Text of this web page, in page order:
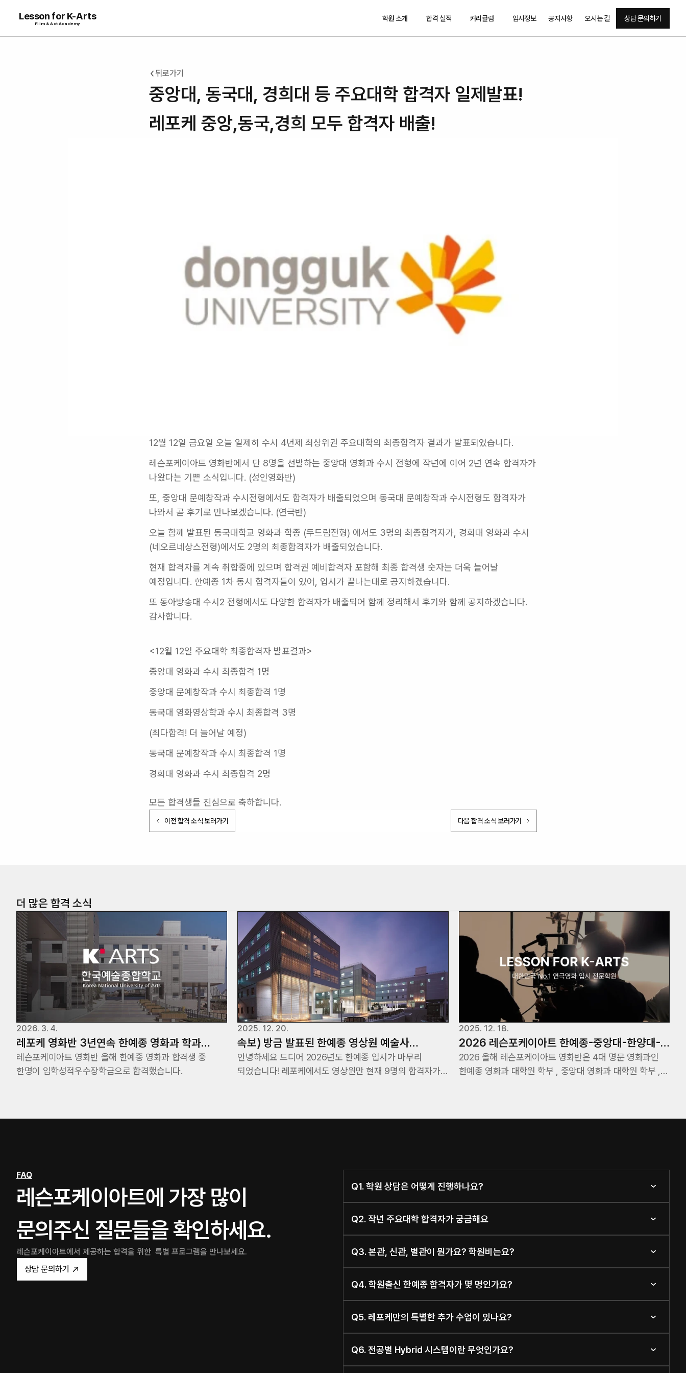
Lesson for K-Arts
Film & Act Academy
학원 소개 합격 실적 커리큘럼 입시정보 공지사항 오시는 길 상담 문의하기
뒤로가기
중앙대, 동국대, 경희대 등 주요대학 합격자 일제발표!
레포케 중앙,동국,경희 모두 합격자 배출!
12월 12일 금요일 오늘 일제히 수시 4년제 최상위권 주요대학의 최종합격자 결과가 발표되었습니다.
레슨포케이아트 영화반에서 단 8명을 선발하는 중앙대 영화과 수시 전형에 작년에 이어 2년 연속 합격자가
나왔다는 기쁜 소식입니다. (성인영화반)
또, 중앙대 문예창작과 수시전형에서도 합격자가 배출되었으며 동국대 문예창작과 수시전형도 합격자가
나와서 곧 후기로 만나보겠습니다. (연극반)
오늘 함께 발표된 동국대학교 영화과 학종 (두드림전형) 에서도 3명의 최종합격자가, 경희대 영화과 수시
(네오르네상스전형)에서도 2명의 최종합격자가 배출되었습니다.
현재 합격자를 계속 취합중에 있으며 합격권 예비합격자 포함해 최종 합격생 숫자는 더욱 늘어날
예정입니다. 한예종 1차 동시 합격자들이 있어, 입시가 끝나는대로 공지하겠습니다.
또 동아방송대 수시2 전형에서도 다양한 합격자가 배출되어 함께 정리해서 후기와 함께 공지하겠습니다.
감사합니다.
<12월 12일 주요대학 최종합격자 발표결과>
중앙대 영화과 수시 최종합격 1명
중앙대 문예창작과 수시 최종합격 1명
동국대 영화영상학과 수시 최종합격 3명
(최다합격! 더 늘어날 예정)
동국대 문예창작과 수시 최종합격 1명
경희대 영화과 수시 최종합격 2명
모든 합격생들 진심으로 축하합니다.
이전 합격 소식 보러가기 다음 합격 소식 보러가기
더 많은 합격 소식
레포케 영화반 3년연속 한예종 영화과 학과
최우수성적(입학성적우수) 합격 24,25,26!
레슨포케이아트 영화반 올해 한예종 영화과 합격생 중
한명이 입학성적우수장학금으로 합격했습니다.
2026. 3. 4.
속보) 방금 발표된 한예종 영상원 예술사
입시에서 레슨포케이아트 총 9명의 합격자가
배출되었습니다
안녕하세요 드디어 2026년도 한예종 입시가 마무리
되었습니다! 레포케에서도 영상원만 현재 9명의 합격자가
2025. 12. 20.
2026 레슨포케이아트 한예종-중앙대-한양대-
동국대 최상위권 영화과 대학원 + 학부 전부
합격생배출!
2026 올해 레슨포케이아트 영화반은 4대 명문 영화과인
한예종 영화과 대학원 학부 , 중앙대 영화과 대학원 학부 ,
2025. 12. 18.
FAQ
레슨포케이아트에 가장 많이
문의주신 질문들을 확인하세요.
레슨포케이아트에서 제공하는 합격을 위한  특별 프로그램을 만나보세요.
상담 문의하기
Q1. 학원 상담은 어떻게 진행하나요?
Q2. 작년 주요대학 합격자가 궁금해요
Q3. 본관, 신관, 별관이 뭔가요? 학원비는요?
Q4. 학원출신 한예종 합격자가 몇 명인가요?
Q5. 레포케만의 특별한 추가 수업이 있나요?
Q6. 전공별 Hybrid 시스템이란 무엇인가요?